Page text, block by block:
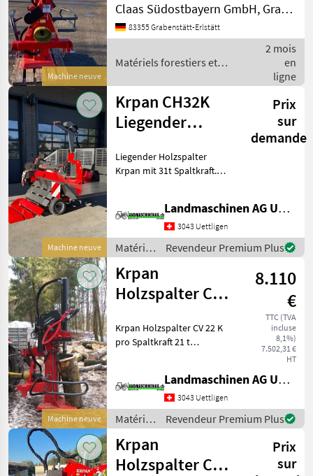
Machine neuve
Deutsch;We speak
English.Der Preis ist für den
dargestellten Zustand
Besc
Claas Südostbayern GmbH, Grabenstätt-Erlstätt
83355 Grabenstätt-Erlstätt
Matériels forestiers et
bois / Krpan
2 mois
en
ligne
Machine neuve
Krpan CH32K
Liegender
Seilwinde
Prix
sur
demande
Liegender Holzspalter
Krpan mit 31t Spaltkraft.
Tisch, der Zylinder mit 31t
Druckkraft stosst den
Tremmel durch das S
Landmaschinen AG Uettligen
3043 Uettligen
Matériels
forestiers
et
matériels
pour le
du bois /
Krpan
Revendeur Premium Plus
Machine neuve
Krpan
Holzspalter CV
Fendeuse à bois
8.110
€
TTC (TVA
incluse
8,1%)
7.502,31 €
HT
Krpan Holzspalter CV 22 K
pro Spaltkraft 21 t
Autospeed 2
Spaltgeschwindigkeiten
Spaltgeschwindigkeit V1 7.2
s, V2 3.
Landmaschinen AG Uettligen
3043 Uettligen
Matériels
forestiers
et
matériels
Revendeur Premium Plus
Krpan
Holzspalter CV
Prix
sur